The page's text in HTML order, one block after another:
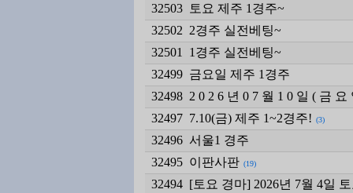
32503
토요 제주 1경주~
32502 2경주 실전베팅~
32501
1경주 실전베팅~
32499 금요일 제주 1경주
32498 2 0 2 6 년 0 7 월 1 0 일 ( 금
32497 7.10(금) 제주 1~2경주! (3)
32496 서울1 경주
32495 이판사판 (19)
32494 [토요 경마] 2026년 7월 4일